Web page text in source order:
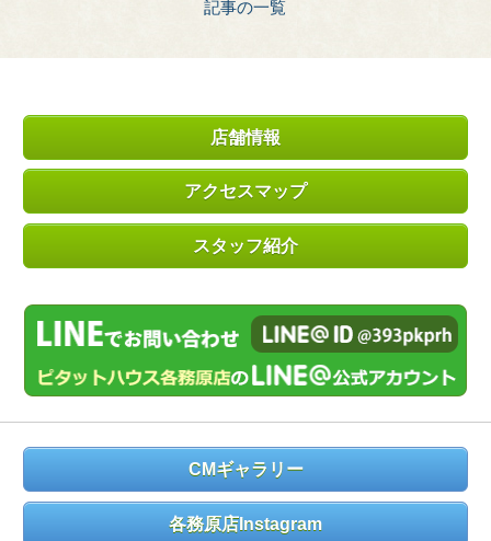
記事の一覧
店舗情報
アクセスマップ
スタッフ紹介
CMギャラリー
各務原店Instagram